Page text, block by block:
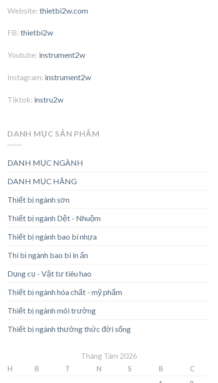
Website: thietbi2w.com
FB: thietbi2w
Youtube: instrument2w
Instagram: instrument2w
Tiktok: instru2w
DANH MỤC SẢN PHẨM
DANH MỤC NGÀNH
DANH MỤC HÃNG
Thiết bị ngành sơn
Thiết bị ngành Dệt - Nhuộm
Thiết bị ngành bao bì nhựa
Thí bị ngành bao bì in ấn
Dụng cụ - Vật tư tiêu hao
Thiết bị ngành hóa chất - mỹ phẩm
Thiết bị ngành môi trường
Thiết bị ngành thường thức đời sống
Tháng Tám 2026
H B T N S B
C